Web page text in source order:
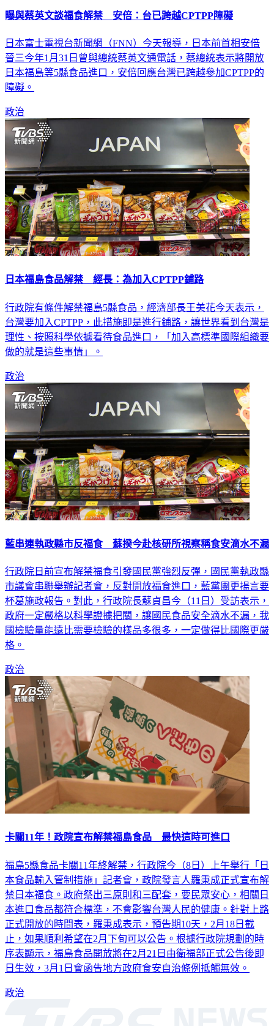
日本富士電視台新聞網（FNN）今天報導，日本前首相安倍
晉三今年1月31日曾與總統蔡英文通電話，蔡總統表示將開放
日本福島等5縣食品進口，安倍回應台灣已跨越參加CPTPP的
政治
行政院有條件解禁福島5縣食品，經濟部長王美花今天表示，
台灣要加入CPTPP，此措施即是進行鋪路，讓世界看到台灣是
理性、按照科學依據看待食品進口，「加入高標準國際組織要
政治
行政院日前宣布解禁福食引發國民黨強烈反彈，國民黨執政縣
市議會串聯舉辦記者會，反對開放福食進口，藍黨團更揚言要
杯葛施政報告。對此，行政院長蘇貞昌今（11日）受訪表示，
政府一定嚴格以科學證據把關，讓國民食品安全滴水不漏，我
國檢驗量能遠比需要檢驗的樣品多很多，一定做得比國際更嚴
政治
福島5縣食品卡關11年終解禁，行政院今（8日）上午舉行「日
本食品輸入管制措施」記者會，政院發言人羅秉成正式宣布解
禁日本福食。政府祭出三原則和三配套，要民眾安心，相關日
本進口食品都符合標準，不會影響台灣人民的健康。針對上路
正式開放的時間表，羅秉成表示，預告期10天，2月18日截
止，如果順利希望在2月下旬可以公告。根據行政院規劃的時
序表顯示，福島食品開放將在2月21日由衛福部正式公告後即